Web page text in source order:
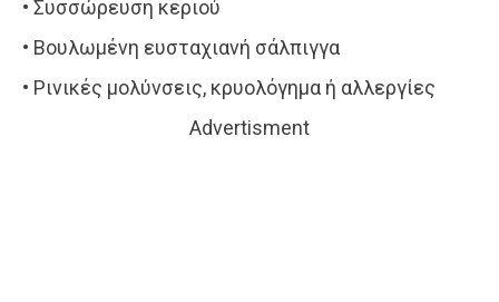
• Συσσώρευση κεριού
• Βουλωμένη ευσταχιανή σάλπιγγα
• Ρινικές μολύνσεις, κρυολόγημα ή αλλεργίες
Advertisment